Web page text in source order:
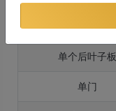
车顶
单个后叶子板
单门